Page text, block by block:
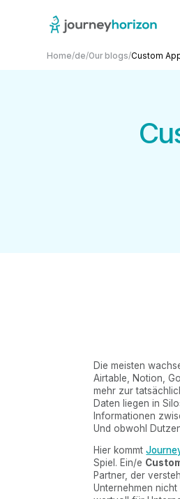
Home/de/Our blogs/Custom
Die meisten
Airtable, Notion,
mehr zur
Daten liegen in
Informationen
Und obwohl
Hier kommt
Spiel. Ein/e
Partner, der
Unternehmen